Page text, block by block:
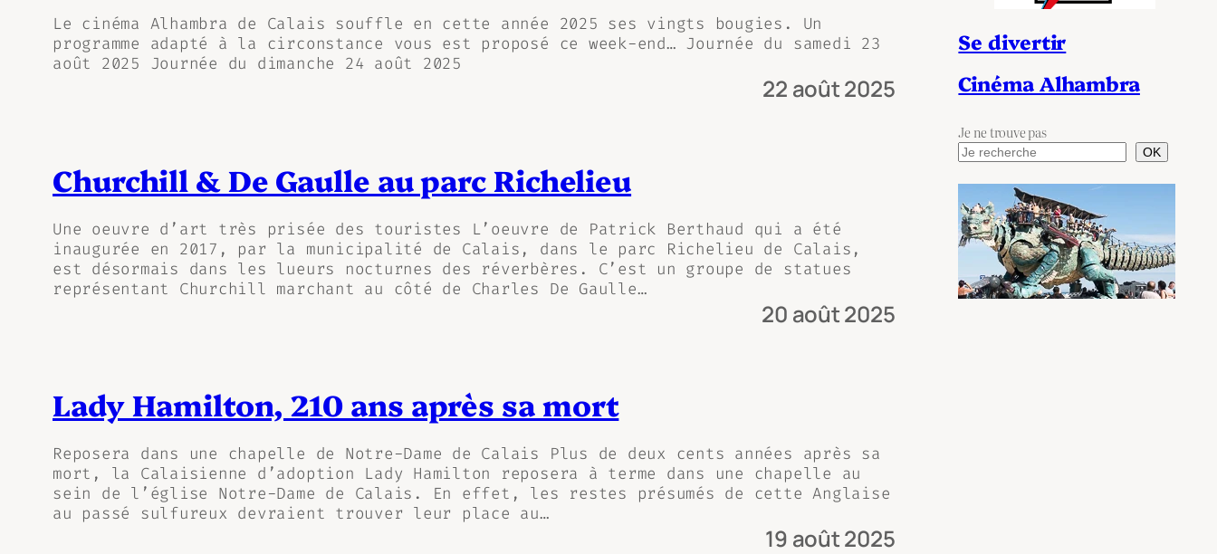
Le cinéma Alhambra de Calais souffle en cette année 2025 ses vingts bougies. Un
programme adapté à la circonstance vous est proposé ce week-end… Journée du samedi 23
août 2025 Journée du dimanche 24 août 2025
22 août 2025
Churchill & De Gaulle au parc Richelieu
Une oeuvre d’art très prisée des touristes L’oeuvre de Patrick Berthaud qui a été
inaugurée en 2017, par la municipalité de Calais, dans le parc Richelieu de Calais,
est désormais dans les lueurs nocturnes des réverbères. C’est un groupe de statues
représentant Churchill marchant au côté de Charles De Gaulle…
20 août 2025
Lady Hamilton, 210 ans après sa mort
Reposera dans une chapelle de Notre-Dame de Calais Plus de deux cents années après sa
mort, la Calaisienne d’adoption Lady Hamilton reposera à terme dans une chapelle au
sein de l’église Notre-Dame de Calais. En effet, les restes présumés de cette Anglaise
au passé sulfureux devraient trouver leur place au…
19 août 2025
Se divertir
Cinéma Alhambra
Je ne trouve pas
OK